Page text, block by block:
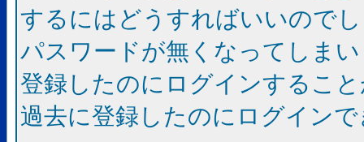
するにはどうすればいいので
パスワードが無くなってしま
登録したのにログインするこ
過去に登録したのにログイン